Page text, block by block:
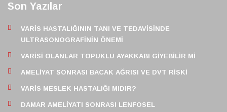
Son Yazılar
VARIS HASTALIĞININ TANI VE TEDAVISINDE
ULTRASONOGRAFININ ÖNEMI
VARISI OLANLAR TOPUKLU AYAKKABI GIYEBILIR MI
AMELIYAT SONRASI BACAK AĞRISI VE DVT RISKI
VARIS MESLEK HASTALIĞI MIDIR?
DAMAR AMELIYATI SONRASI LENFOSEL